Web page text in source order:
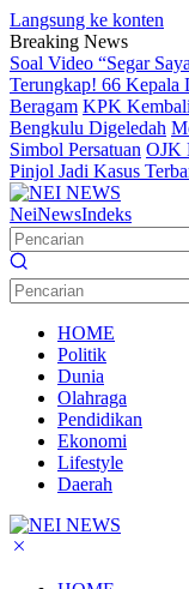
Langsung ke konten
Breaking News
Soal Video “Segar
Terungkap! 66 Kepala
Beragam KPK
Bengkulu Digeledah
Simbol Persatuan OJK
Pinjol Jadi Kasus
NeiNewsIndeks
HOME
Politik
Dunia
Olahraga
Pendidikan
Ekonomi
Lifestyle
Daerah